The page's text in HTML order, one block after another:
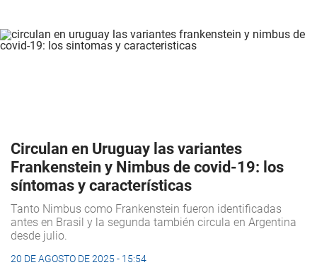
Circulan en Uruguay las variantes
Frankenstein y Nimbus de covid-19: los
síntomas y características
Tanto Nimbus como Frankenstein fueron identificadas
antes en Brasil y la segunda también circula en Argentina
desde julio.
20 DE AGOSTO DE 2025 - 15:54